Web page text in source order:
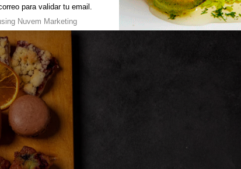
para validar tu email.
Nuvem Marketing